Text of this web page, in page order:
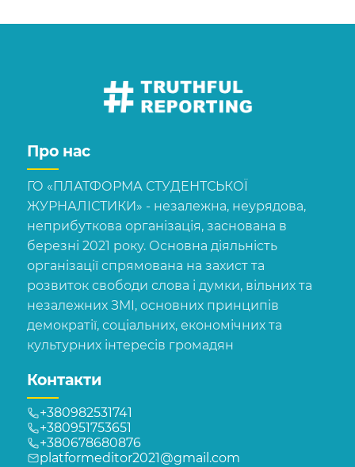
Про нас
ГО «ПЛАТФОРМА СТУДЕНТСЬКОЇ
ЖУРНАЛІСТИКИ» - незалежна, неурядова,
неприбуткова організація, заснована в
березні 2021 року. Основна діяльність
організації спрямована на захист та
розвиток свободи слова і думки, вільних та
незалежних ЗМІ, основних принципів
демократії, соціальних, економічних та
культурних інтересів громадян
Контакти
+380982531741
+380951753651
+380678680876
platformeditor2021@gmail.com